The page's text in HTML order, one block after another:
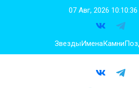
07 Авг, 2026
ЗвездыИменаКамни